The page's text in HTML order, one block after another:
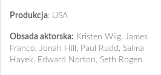
Produkcja: USA
Obsada aktorska: Kristen Wiig, James
Franco, Jonah Hill, Paul Rudd, Salma
Hayek, Edward Norton, Seth Rogen